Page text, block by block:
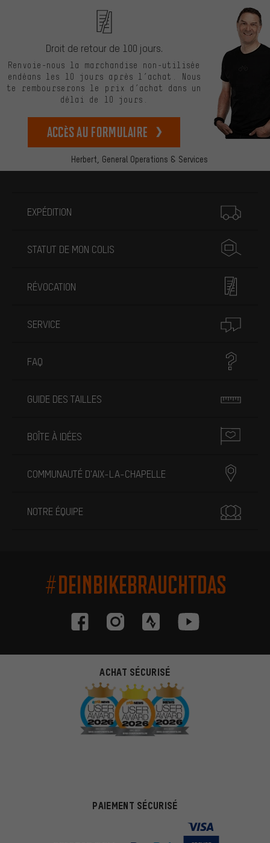
Herbert, General Operations & Services
Droit de retour de 100 jours.
Renvoie-nous la marchandise non-utilisée
endéans les 10 jours après l’achat. Nous
te rembourserons le prix d’achat dans un
délai de 10 jours.
Accès au formulaire
EXPÉDITION
STATUT DE MON COLIS
RÉVOCATION
SERVICE
FAQ
GUIDE DES TAILLES
BOÎTE À IDÉES
COMMUNAUTÉ D'AIX-LA-CHAPELLE
NOTRE ÉQUIPE
#DEINBIKEBRAUCHTDAS
ACHAT SÉCURISÉ
PAIEMENT SÉCURISÉ